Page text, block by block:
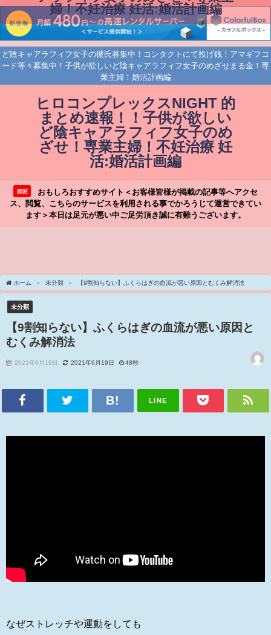
ど陰キャアラフィフ女子の彼氏募集中！コンタクトにて投げ銭！アマギフコ
ード等々募集中！子供が欲しいど陰キャアラフィフ女子のめざせまる金！専
業主婦！婚活計画編
ヒロコンプレックスNIGHT 的
まとめ速報！！子供が欲しい
ど陰キャアラフィフ女子のめ
ざせ！専業主婦！不妊治療 妊
活:婚活計画編
婦！不妊治療 妊活:婚活計画編
師匠
おもしろおすすめサイト＜お客様皆様が掲載の記事等へアクセ
ス、閲覧、こちらのサービスを利用される事でかろうじて運営できてい
ます＞本日は足元が悪い中ご足労頂き誠に有難うございます。
ホーム 未分類 【9割知らない】ふくらはぎの血流が悪い原因とむくみ解消法
未分類
【9割知らない】ふくらはぎの血流が悪い原因と
むくみ解消法
2021年6月19日 2021年6月19日 48秒
LINE
なぜストレッチや運動をしても